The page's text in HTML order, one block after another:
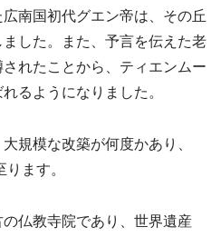
南国初代グエン帝は、その丘
した。また、予言を伝えた老
れたことから、ティエンムー
るようになりました。
規模な改築が何度かあり、
ます。
仏教寺院であり、世界遺産